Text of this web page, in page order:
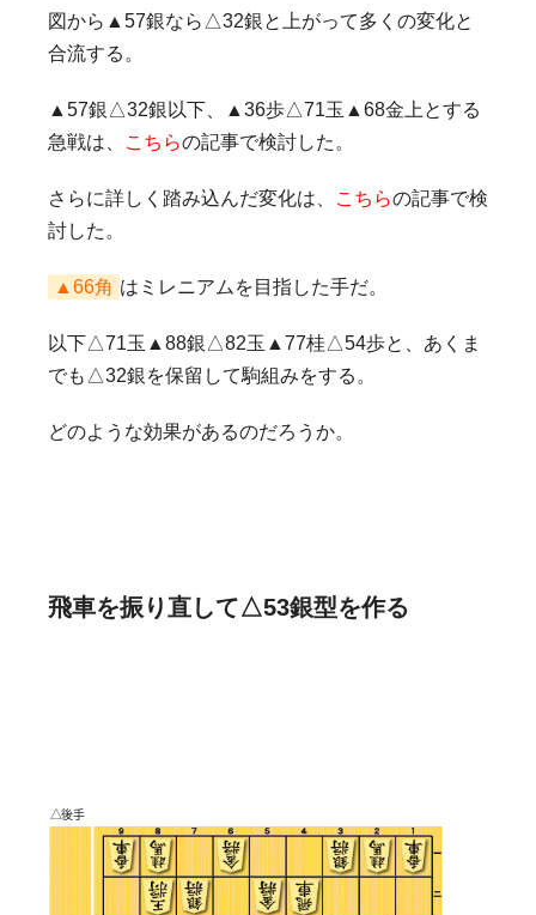
図から▲57銀なら△32銀と上がって多くの変化と
合流する。
▲57銀△32銀以下、▲36歩△71玉▲68金上とする
急戦は、
こちらの記事で検討した。
さらに詳しく踏み込んだ変化は、 こちらの記事で検
討した。
▲66角 はミレニアムを目指した手だ。
以下△71玉▲88銀△82玉▲77桂△54歩と、あくま
でも△32銀を保留して駒組みをする。
どのような効果があるのだろうか。
飛車を振り直して△53銀型を作る